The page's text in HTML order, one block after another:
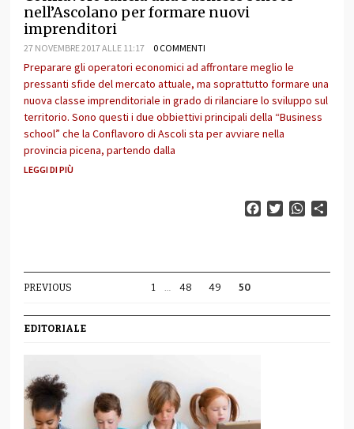
nell’Ascolano per formare nuovi
imprenditori
27 NOVEMBRE 2017 ALLE 11:17 0 COMMENTI
Preparare gli operatori economici ad affrontare meglio le
pressanti sfide del mercato attuale, ma soprattutto formare una
nuova classe imprenditoriale in grado di rilanciare lo sviluppo sul
territorio. Sono questi i due obbiettivi principali della “Business
school” che la Conflavoro di Ascoli sta per avviare nella
provincia picena, partendo dalla
LEGGI DI PIÙ
FacebookTwitter
PREVIOUS 1 … 48 49 50
EDITORIALE